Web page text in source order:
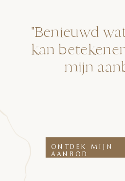
ONTDEK MIJN
AANBOD
"Benieuwd
kan
mijn